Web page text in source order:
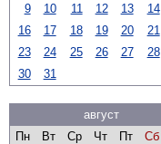
9
10 11 12 13 14
16
17 18 19 20 21
23
24 25 26 27 28
30
31
август
Пн
Вт Ср Чт Пт Сб